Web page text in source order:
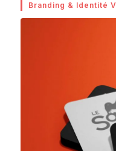
Branding & Identité